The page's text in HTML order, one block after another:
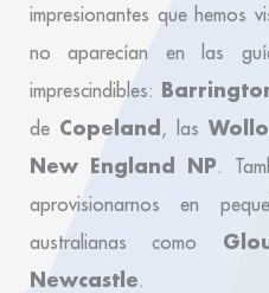
impresionantes que hemos
no aparecían en las
imprescindibles:
de Copeland, las
New England NP.
aprovisionarnos en
australianas como
Newcastle.